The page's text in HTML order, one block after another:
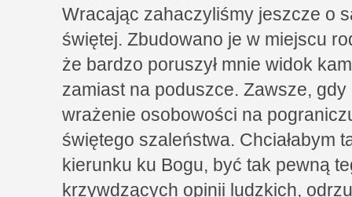
Wracając zahaczyliśmy jeszcze o
świętej. Zbudowano je w miejscu
że bardzo poruszył mnie widok
zamiast na poduszce. Zawsze,
wrażenie osobowości na
świętego szaleństwa. Chciałabym
kierunku ku Bogu, być tak pewną
krzywdzących opinii ludzkich,